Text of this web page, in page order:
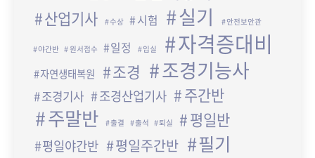
산업기사 수상 시험 실기 안전보안관
야간반 원서접수 일정 입실 자격증대비
자연생태복원 조경 조경기능사
조경기사 조경산업기사 주간반
주말반 출결 출석 퇴실 평일반
평일야간반 평일주간반 필기